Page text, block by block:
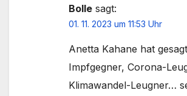
Bolle sagt:
01. 11. 2023 um 11:53 Uhr
Anetta Kahane hat
Impfgegner, Corona-
Klimawandel-Leugner…